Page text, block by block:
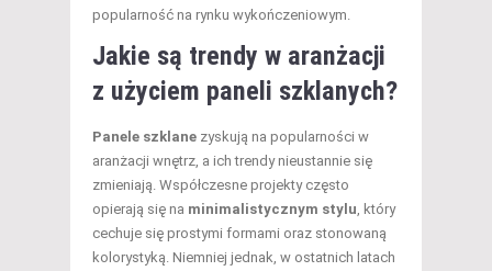
popularność na rynku wykończeniowym.
Jakie są trendy w aranżacji
z użyciem paneli szklanych?
Panele szklane zyskują na popularności w
aranżacji wnętrz, a ich trendy nieustannie się
zmieniają. Współczesne projekty często
opierają się na minimalistycznym stylu , który
cechuje się prostymi formami oraz stonowaną
kolorystyką. Niemniej jednak, w ostatnich latach